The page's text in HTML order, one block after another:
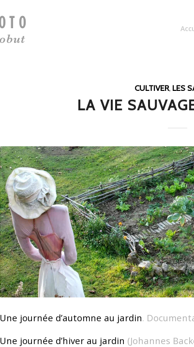
CULTIVER, LES
LA VIE
Une journée d’automne au jardin.
Une journée d’hiver au jardin (Johannes